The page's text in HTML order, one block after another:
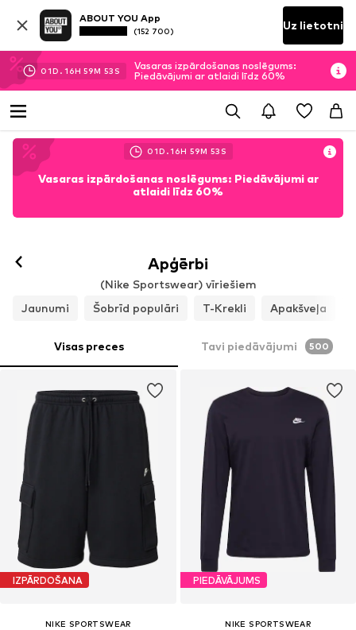
ABOUT YOU App
(152 700) Uz lietotni
01D. 16H 59M 50 S
Vasaras izpārdošanas noslēgums:
Piedāvājumi ar atlaidi līdz 60%
01D.16H 59M 50 S
Vasaras izpārdošanas noslēgums: Piedāvājumi ar
atlaidi līdz 60%
Apģērbi
(Nike Sportswear) vīriešiem
Jaunumi
Šobrīd populāri T-Krekli Apakšveļa
Visas preces Tavi piedāvājumi 500
IZPĀRDOŠANA
NIKE SPORTSWEAR
PIEDĀVĀJUMS
NIKE SPORTSWEAR